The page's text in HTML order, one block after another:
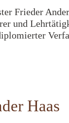
Frieder
und
Haas